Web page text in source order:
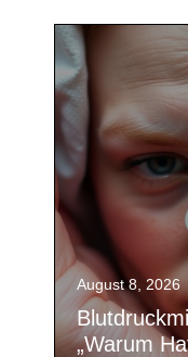
August 8, 2026
„Warum